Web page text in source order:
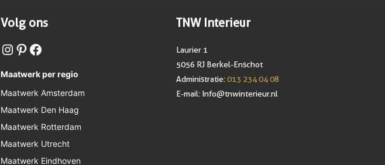
Volg ons
Maatwerk per regio
Maatwerk Amsterdam
Maatwerk Den Haag
Maatwerk Rotterdam
Maatwerk Utrecht
Maatwerk Eindhoven
TNW Interieur
Laurier 1
5056 RJ Berkel-Enschot
Administratie:013 234 04 08
E-mail: Info@tnwinterieur.nl